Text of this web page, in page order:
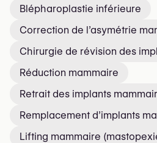
Blépharoplastie inférieure
Correction de l’asymétrie
Chirurgie de révision des
Réduction mammaire
Retrait des implants
Remplacement d’implants
Lifting mammaire